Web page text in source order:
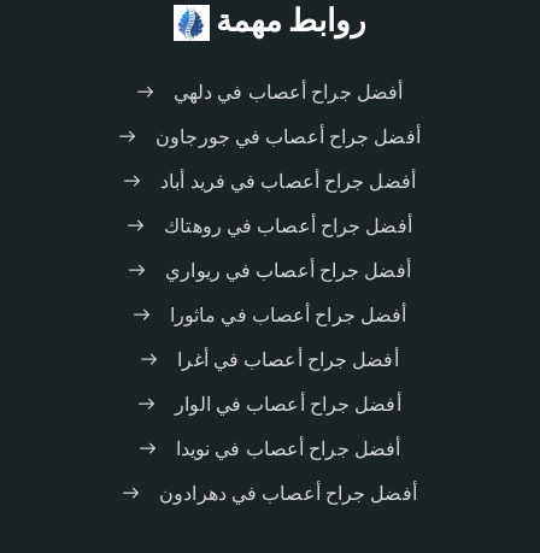
روابط مهمة
أفضل جراح أعصاب في دلهي
أفضل جراح أعصاب في جورجاون
أفضل جراح أعصاب في فريد أباد
أفضل جراح أعصاب في روهتاك
أفضل جراح أعصاب في ريواري
أفضل جراح أعصاب في ماثورا
أفضل جراح أعصاب في أغرا
أفضل جراح أعصاب في الوار
أفضل جراح أعصاب في نويدا
أفضل جراح أعصاب في دهرادون